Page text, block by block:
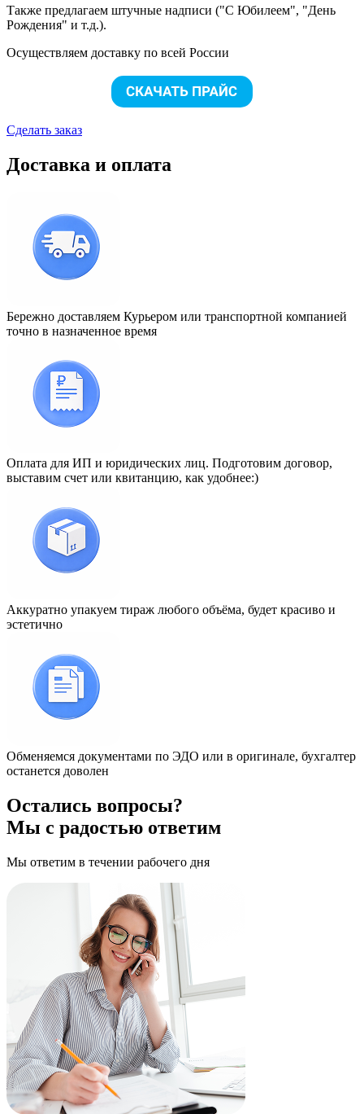
Также предлагаем штучные надписи ("С Юбилеем", "День
Рождения" и т.д.).
Осуществляем доставку по всей России
Сделать заказ
Доставка и оплата
Бережно доставляем Курьером или транспортной компанией
точно в назначенное время
Оплата для ИП и юридических лиц. Подготовим договор,
выставим счет или квитанцию, как удобнее:)
Аккуратно упакуем тираж любого объёма, будет красиво и
эстетично
Обменяемся документами по ЭДО или в оригинале, бухгалтер
останется доволен
Остались вопросы?
Мы с радостью ответим
Мы ответим в течении рабочего дня